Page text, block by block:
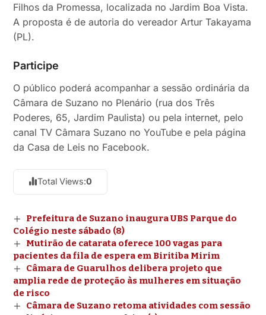
Filhos da Promessa, localizada no Jardim Boa Vista.
A proposta é de autoria do vereador Artur Takayama
(PL).
Participe
O público poderá acompanhar a sessão ordinária da
Câmara de Suzano no Plenário (rua dos Três
Poderes, 65, Jardim Paulista) ou pela internet, pelo
canal TV Câmara Suzano no YouTube e pela página
da Casa de Leis no Facebook.
Total Views:0
Prefeitura de Suzano inaugura UBS Parque do
Colégio neste sábado (8)
Mutirão de catarata oferece 100 vagas para
pacientes da fila de espera em Biritiba Mirim
Câmara de Guarulhos delibera projeto que
amplia rede de proteção às mulheres em situação
de risco
Câmara de Suzano retoma atividades com sessão